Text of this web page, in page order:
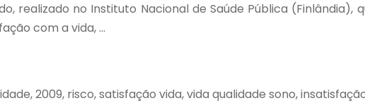
realizado no Instituto Nacional de Saúde Pública (Finlândia),
com a vida, ...
2009, risco, satisfação vida, vida qualidade sono,